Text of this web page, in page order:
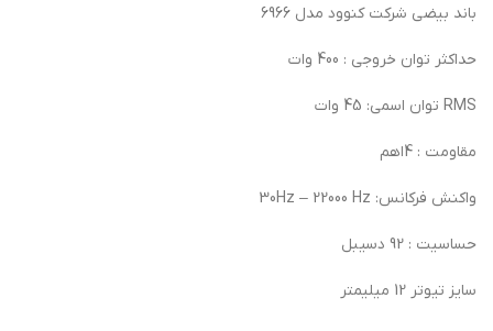
باند بيضي شركت كنوود مدل 6966
حداكثر توان خروجي : 400 وات
RMS توان اسمي: 45 وات
مقاومت : 4اهم
واكنش فركانس: 30Hz – 22000 Hz
حساسيت : 92 دسيبل
سايز تيوتر 12 ميليمتر